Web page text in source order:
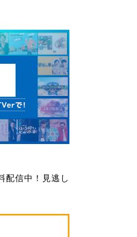
配信中！見逃し